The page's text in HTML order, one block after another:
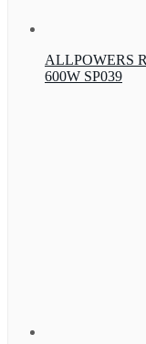
ALLPOWERS
600W SP039